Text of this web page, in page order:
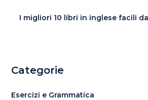
I migliori 10 libri in inglese facili
Categorie
Esercizi e Grammatica